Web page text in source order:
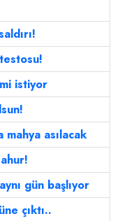
istiyor
asılacak
gün başlıyor
çıktı..